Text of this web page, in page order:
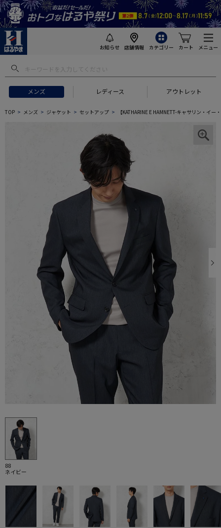
お知らせ 店舗情報 カテゴリー カート メニュー
メンズ レディース アウトレット
TOP メンズ ジャケット セットアップ 【KATHARINE E HAMNETT-キャサリン・イ
88
ネイビー